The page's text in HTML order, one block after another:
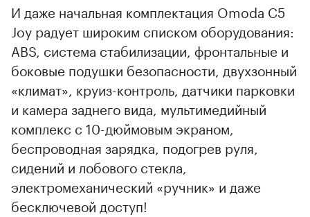
И даже начальная комплектация Omoda C5
Joy радует широким списком оборудования:
ABS, система стабилизации, фронтальные и
боковые подушки безопасности, двухзонный
«климат», круиз-контроль, датчики парковки
и камера заднего вида, мультимедийный
комплекс с 10-дюймовым экраном,
беспроводная зарядка, подогрев руля,
сидений и лобового стекла,
электромеханический «ручник» и даже
бесключевой доступ!